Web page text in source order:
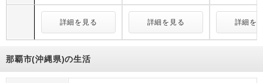
詳細を見る 詳細を見る 詳細を
那覇市(沖縄県)の生活